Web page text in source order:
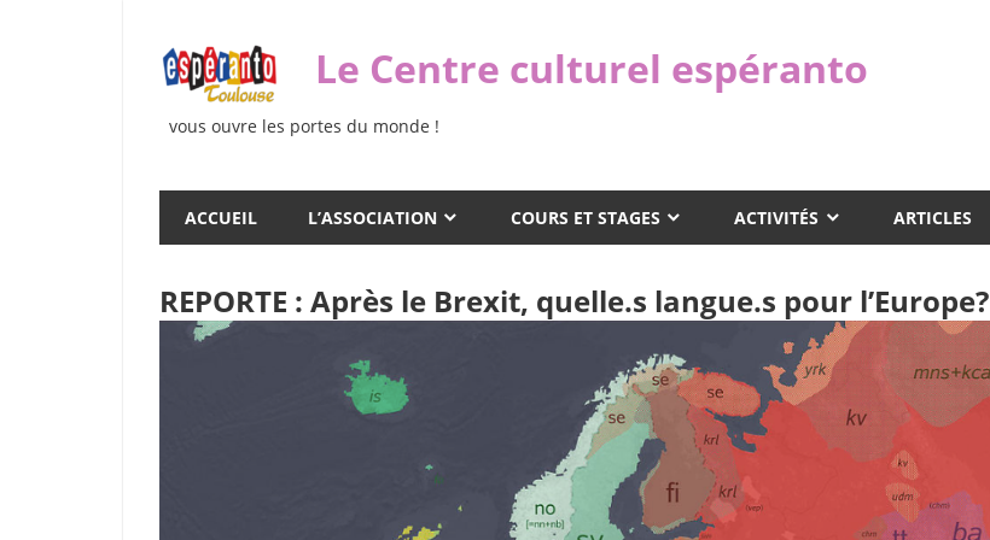
content
Le Centre culturel espéranto
vous ouvre les portes du monde !
ACCUEIL L’ASSOCIATION COURS ET STAGES ACTIVITÉS ARTICLES
REPORTE : Après le Brexit, quelle.s langue.s pour l’Europe?